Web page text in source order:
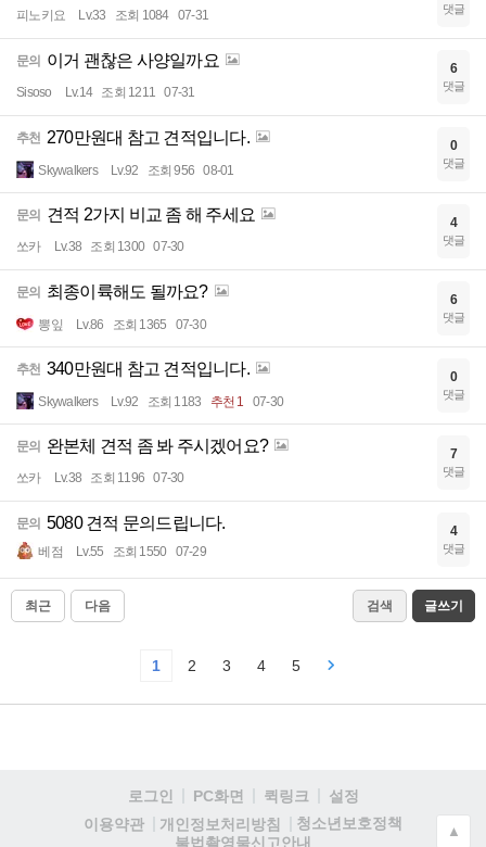
피노키요 Lv.33 조회 1084 07-31 댓글
문의 이거 괜찮은 사양일까요
Sisoso Lv.14 조회 1211 07-31
6
댓글
추천 270만원대 참고 견적입니다.
Skywalkers Lv.92 조회 956 08-01
0
댓글
문의 견적 2가지 비교 좀 해 주세요
쏘카 Lv.38 조회 1300 07-30
4
댓글
문의 최종이륙해도 될까요?
뽕잎 Lv.86 조회 1365 07-30
6
댓글
추천 340만원대 참고 견적입니다.
Skywalkers Lv.92 조회 1183 추천 1 07-30
0
댓글
문의 완본체 견적 좀 봐 주시겠어요?
쏘카 Lv.38 조회 1196 07-30
7
댓글
문의 5080 견적 문의드립니다.
베점 Lv.55 조회 1550 07-29
4
댓글
최근 다음 검색 글쓰기
1 2 3 4 5
로그인 PC화면 퀵링크
설정
이용약관
개인정보처리방침
청소년보호정책
불법촬영물신고안내
▲